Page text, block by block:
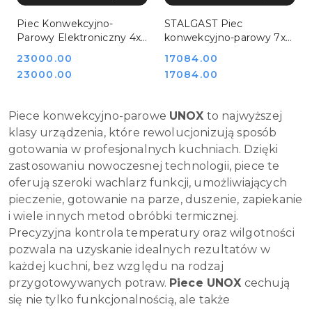
Piec Konwekcyjno-
Parowy Elektroniczny 4x
Industrial 9107463
Cena:
23000.00
Cena:
23000.00
STALGAST Piec
konwekcyjno-parowy 7x
pojemniki GN Unox
Z00036
Cena:
17084.00
Cena:
17084.00
Piece konwekcyjno-parowe UNOX to najwyższej
klasy urządzenia, które rewolucjonizują sposób
gotowania w profesjonalnych kuchniach. Dzięki
zastosowaniu nowoczesnej technologii, piece te
oferują szeroki wachlarz funkcji, umożliwiających
pieczenie, gotowanie na parze, duszenie, zapiekanie
i wiele innych metod obróbki termicznej.
Precyzyjna kontrola temperatury oraz wilgotności
pozwala na uzyskanie idealnych rezultatów w
każdej kuchni, bez względu na rodzaj
przygotowywanych potraw. Piece UNOX cechują
się nie tylko funkcjonalnością, ale także